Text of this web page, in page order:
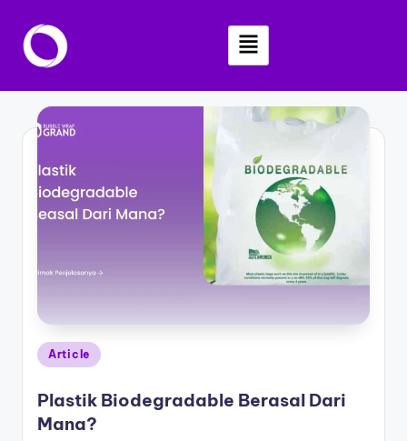
Skip
Article
Plastik Biodegradable Berasal Dari
Mana?